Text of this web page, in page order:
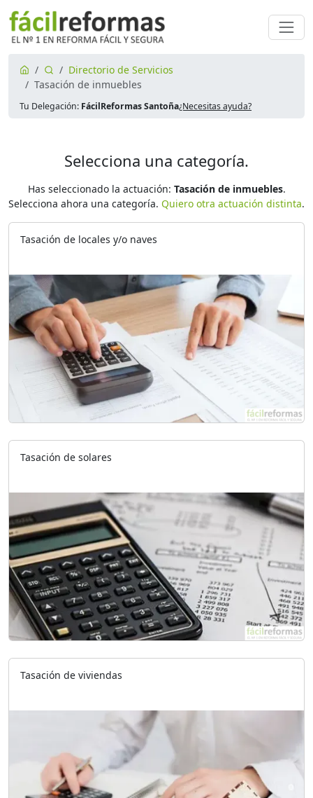
Directorio de Servicios
Tasación de inmuebles
Tu Delegación: FácilReformas Santoña¿Necesitas ayuda?
Selecciona una categoría.
Has seleccionado la actuación: Tasación de inmuebles.
Selecciona ahora una categoría. Quiero otra actuación distinta.
Tasación de locales y/o naves
Tasación de solares
Tasación de viviendas